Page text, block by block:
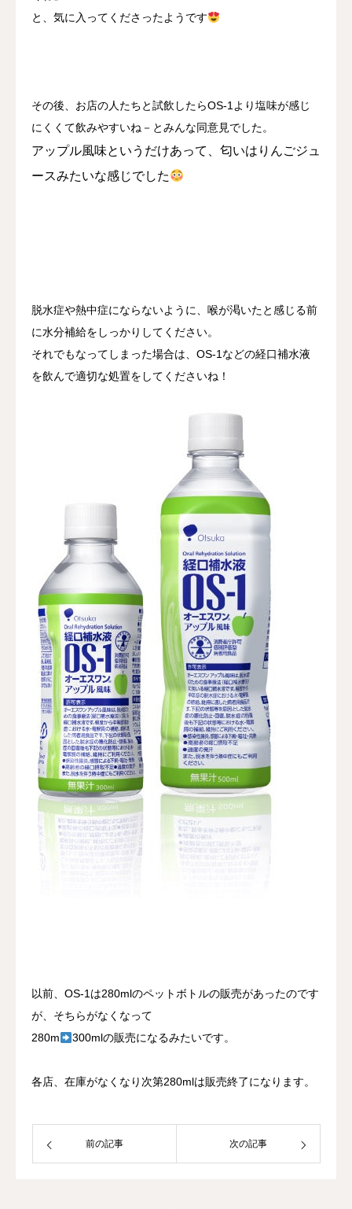
と、気に入ってくださったようです
その後、お店の人たちと試飲したらOS-1より塩味が感じ
にくくて飲みやすいね－とみんな同意見でした。
アップル風味というだけあって、匂いはりんごジュ
ースみたいな感じでした
脱水症や熱中症にならないように、喉が渇いたと感じる前
に水分補給をしっかりしてください。
それでもなってしまった場合は、OS-1などの経口補水液
を飲んで適切な処置をしてくださいね！
以前、OS-1は280mlのペットボトルの販売があったのです
が、そちらがなくなって
280m
300mlの販売になるみたいです。
各店、在庫がなくなり次第280mlは販売終了になります。
前の記事 次の記事